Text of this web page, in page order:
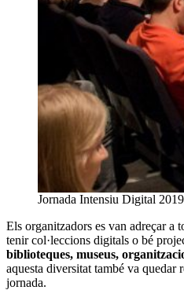
Jornada Intensiu Digital
Els organitzadors es van adreçar a
tenir col·leccions digitals o bé
biblioteques, museus,
aquesta diversitat també va quedar
jornada.